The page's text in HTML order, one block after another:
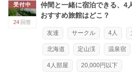
受付中
24 回答
仲間と一緒に宿泊できる、4
おすすめ旅館はどこ？
友達 サークル 4人
北海道 定山渓 温泉宿
4人部屋 20,000円以下